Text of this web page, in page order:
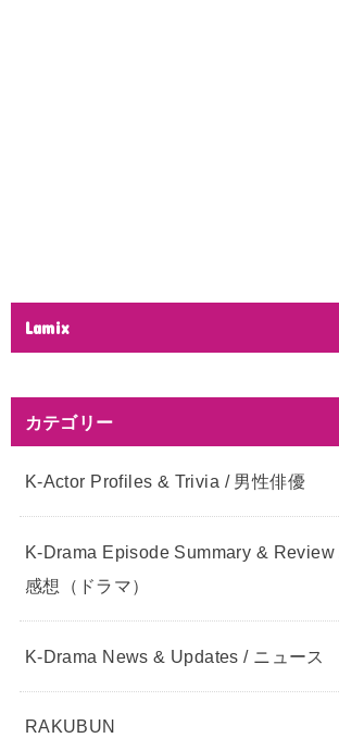
Lamix
カテゴリー
K-Actor Profiles & Trivia / 男性俳優
K-Drama Episode Summary & Review
感想（ドラマ）
K-Drama News & Updates / ニュース
RAKUBUN